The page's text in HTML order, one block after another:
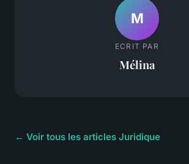
M
ECRIT PAR
Mélina
← Voir tous les articles Juridique